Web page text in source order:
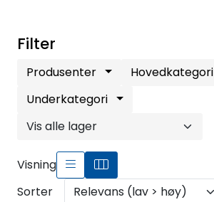
Filter
Produsenter
Hovedkategori
Underkategori
Visning
Sorter
Motor/Styring
Fritid/Sikkerhet